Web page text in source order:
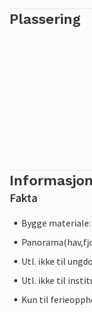
Plassering
Fakta
Bygge materiale:
Utl. ikke til
Utl. ikke til
Kun til